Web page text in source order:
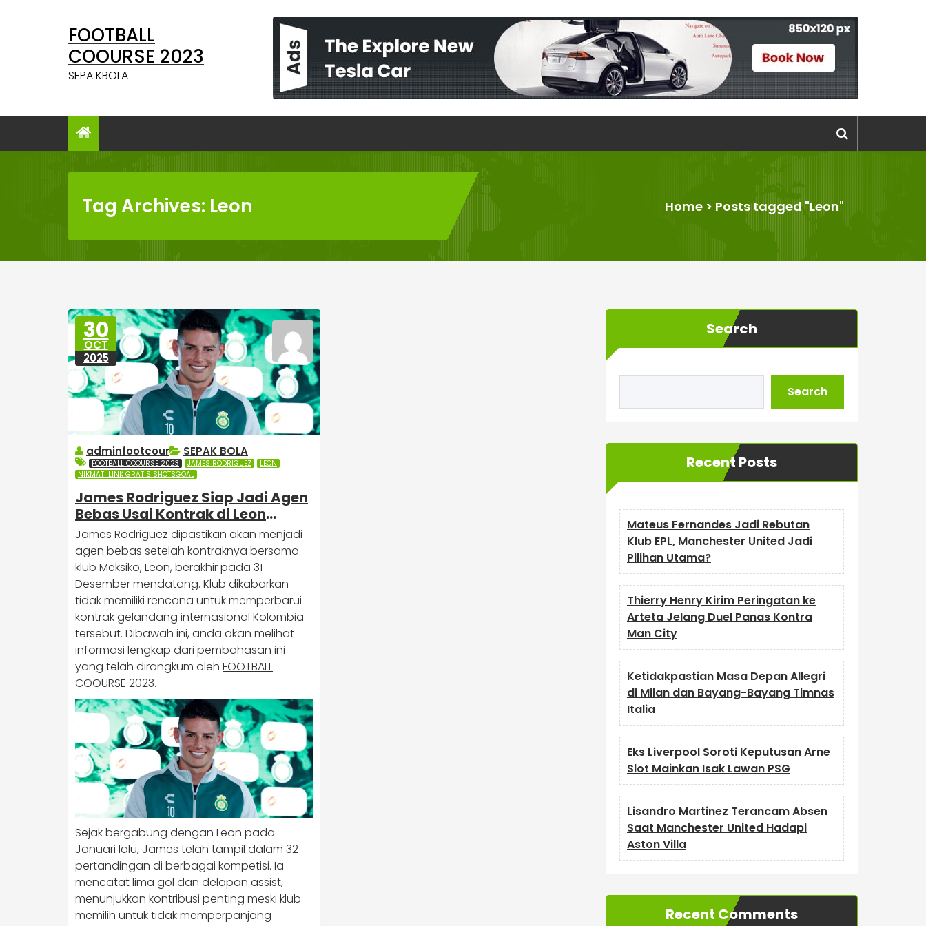
FOOTBALL
COOURSE 2023
SEPA KBOLA
Tag Archives: Leon Home > Posts tagged "Leon"
30
OCT
2025
adminfootcour SEPAK BOLA
FOOTBALL COOURSE 2023 JAMES RODRIGUEZ
LEON
NIKMATI LINK GRATIS SHOTSGOAL
James Rodriguez Siap Jadi Agen
Bebas Usai Kontrak di Leon
Berakhir
James Rodriguez dipastikan akan menjadi
agen bebas setelah kontraknya bersama
klub Meksiko, Leon, berakhir pada 31
Desember mendatang. Klub dikabarkan
tidak memiliki rencana untuk memperbarui
kontrak gelandang internasional Kolombia
tersebut. Dibawah ini, anda akan melihat
informasi lengkap dari pembahasan ini
yang telah dirangkum oleh FOOTBALL
COOURSE 2023.
Sejak bergabung dengan Leon pada
Januari lalu, James telah tampil dalam 32
pertandingan di berbagai kompetisi. Ia
mencatat lima gol dan delapan assist,
menunjukkan kontribusi penting meski klub
memilih untuk tidak memperpanjang
Search
Search
Recent Posts
Mateus Fernandes Jadi Rebutan
Klub EPL, Manchester United Jadi
Pilihan Utama?
Thierry Henry Kirim Peringatan ke
Arteta Jelang Duel Panas Kontra
Man City
Ketidakpastian Masa Depan Allegri
di Milan dan Bayang-Bayang Timnas
Italia
Eks Liverpool Soroti Keputusan Arne
Slot Mainkan Isak Lawan PSG
Lisandro Martinez Terancam Absen
Saat Manchester United Hadapi
Aston Villa
Recent Comments